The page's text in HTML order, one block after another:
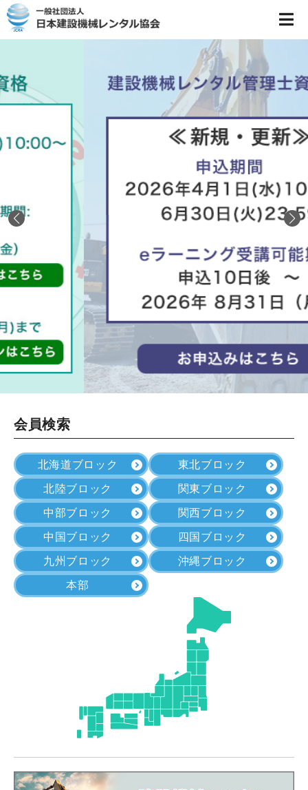
会員検索
北海道ブロック 東北ブロック
北陸ブロック 関東ブロック
中部ブロック 関西ブロック
中国ブロック 四国ブロック
九州ブロック 沖縄ブロック
本部